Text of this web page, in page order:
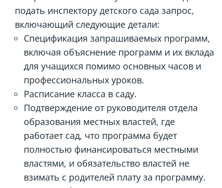
подать инспектору детского сада запрос,
включающий следующие детали:
Спецификация запрашиваемых программ,
включая объяснение программ и их вклада
для учащихся помимо основных часов и
профессиональных уроков.
Расписание класса в саду.
Подтверждение от руководителя отдела
образования местных властей, где
работает сад, что программа будет
полностью финансироваться местными
властями, и обязательство властей не
взимать с родителей плату за программу.